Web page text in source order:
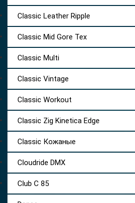
Classic Leather Ripple
Classic Mid Gore Tex
Classic Multi
Classic Vintage
Classic Workout
Classic Zig Kinetica Edge
Classic Кожаные
Cloudride DMX
Club C 85